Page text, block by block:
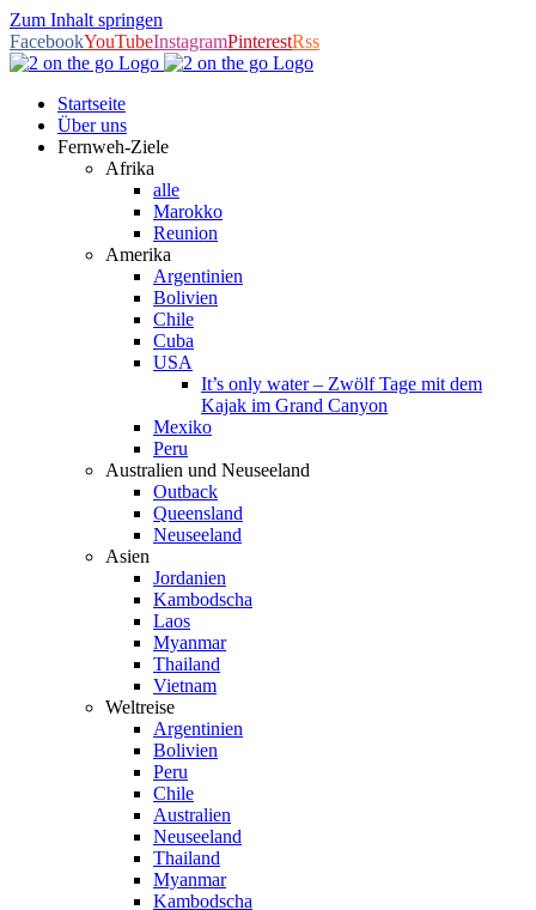
Zum Inhalt springen
FacebookYouTubeInstagramPinterestRss
Startseite
Über uns
Fernweh-Ziele
Afrika
alle
Marokko
Reunion
Amerika
Argentinien
Bolivien
Chile
Cuba
USA
It’s only water – Zwölf Tage mit dem
Kajak im Grand Canyon
Mexiko
Peru
Australien und Neuseeland
Outback
Queensland
Neuseeland
Asien
Jordanien
Kambodscha
Laos
Myanmar
Thailand
Vietnam
Weltreise
Argentinien
Bolivien
Peru
Chile
Australien
Neuseeland
Thailand
Myanmar
Kambodscha